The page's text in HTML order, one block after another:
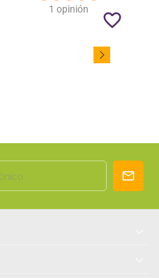
1 opinión
favorite_border